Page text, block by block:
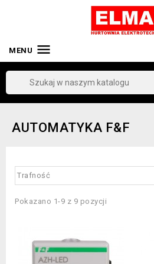
MENU 
AUTOMATYKA F&F
Trafność
Pokazano 1-9 z 9 pozycji